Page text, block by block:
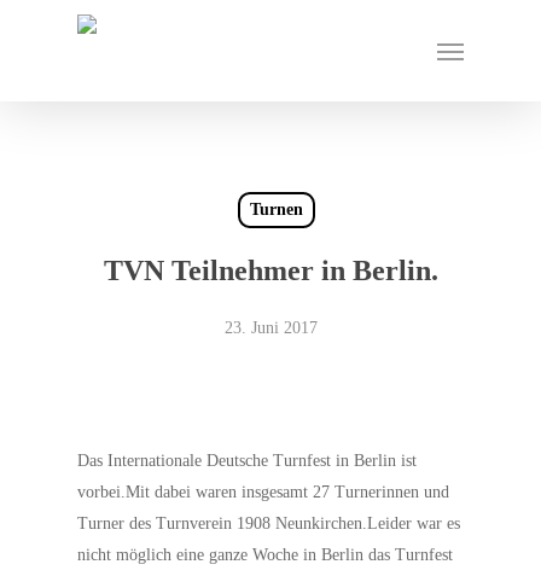
Menu
Turnen
TVN Teilnehmer in Berlin.
23. Juni 2017
Das Internationale Deutsche Turnfest in Berlin ist
vorbei.Mit dabei waren insgesamt 27 Turnerinnen und
Turner des Turnverein 1908 Neunkirchen.Leider war es
nicht möglich eine ganze Woche in Berlin das Turnfest